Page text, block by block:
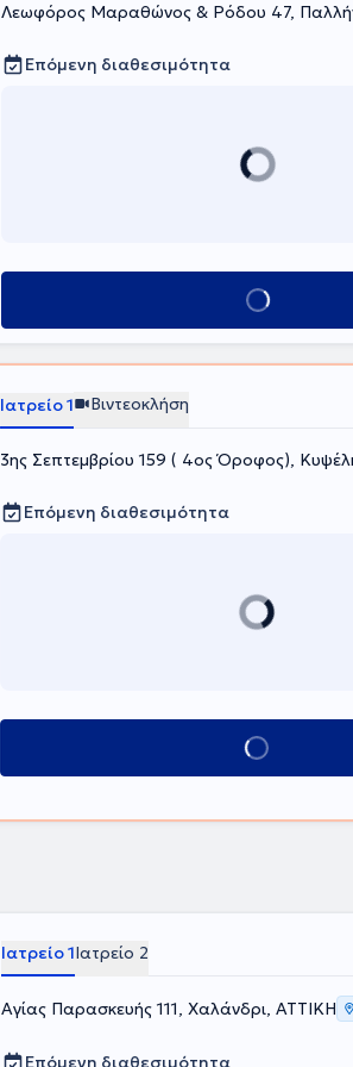
Λεωφόρος Μαραθώνος & Ρόδου 47,
Επόμενη διαθεσιμότητα
Κλείσε ραντεβού
Ιατρείο 1 Βιντεοκλήση
3ης Σεπτεμβρίου 159 ( 4ος Όροφος),
Επόμενη διαθεσιμότητα
Κλείσε ραντεβού
Ιατρείο 1Ιατρείο 2
Αγίας Παρασκευής 111, Χαλάνδρι, ΑΤΤΙΚΗ
Επόμενη διαθεσιμότητα